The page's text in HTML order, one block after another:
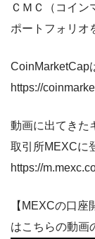
ＣＭＣ（コイン
ポートフォリオ
CoinMarketCap
https://
動画に出てきた
取引所MEXCに
https://
【MEXCの口座
はこちらの動画